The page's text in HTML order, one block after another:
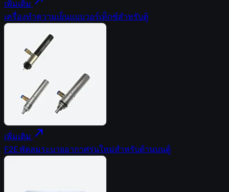
เพิ่มเติม
เครื่องทำความเย็นแบบวอร์เท็กซ์สำหรับตู้
เพิ่มเติม north_east
F2E พัดลมระบายอากาศรุ่นใหม่สำหรับด้านบนตู้